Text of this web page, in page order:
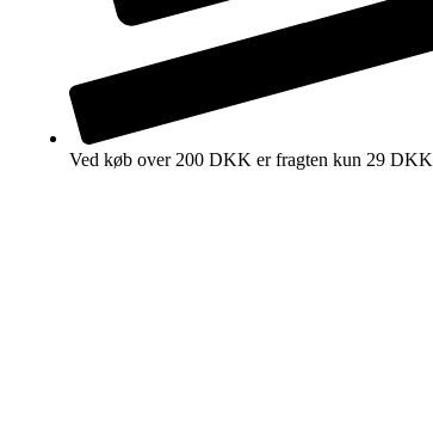
Ved køb over 200 DKK er fragten kun 29 DKK